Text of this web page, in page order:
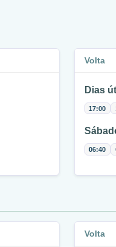
Volta
Dias
17:00
06:40
Volta